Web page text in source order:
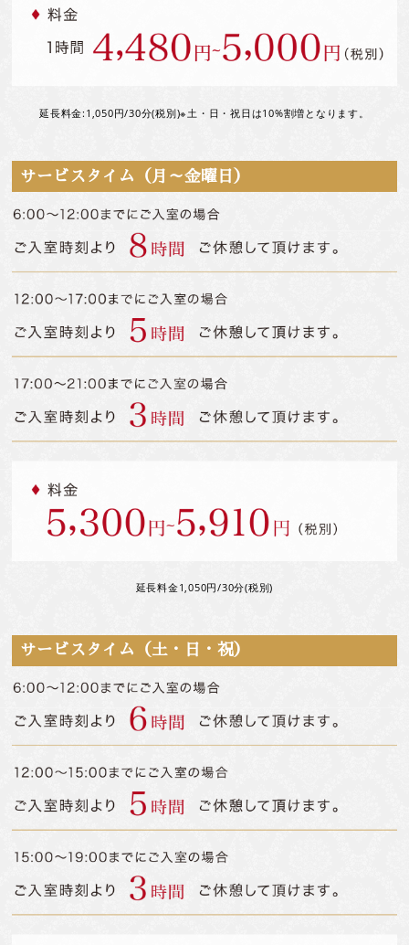
延長料金:1,050円/30分(税別)※土・日・祝日は10%割増となります。
サービスタイム（月～金曜日）
延長料金1,050円/30分(税別)
サービスタイム（土・日・祝）